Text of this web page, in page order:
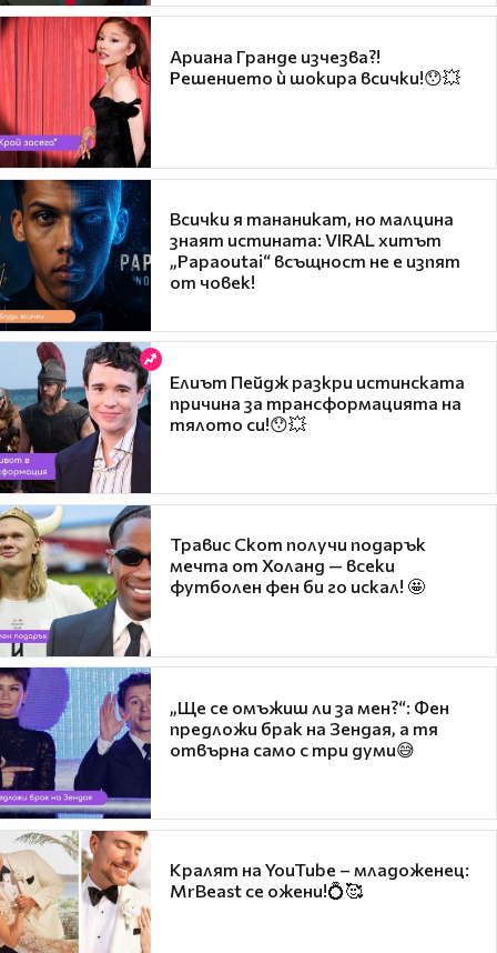
Ариана Гранде изчезва?!
Решението ѝ шокира всички!😯💥
Всички я тананикат, но малцина
знаят истината: VIRAL хитът
„Papaoutai“ всъщност не е изпят
от човек!
Елиът Пейдж разкри истинската
причина за трансформацията на
тялото си!😯💥
Травис Скот получи подарък
мечта от Холанд — всеки
футболен фен би го искал! 🤩
„Ще се омъжиш ли за мен?“: Фен
предложи брак на Зендая, а тя
отвърна само с три думи😅
Кралят на YouTube – младоженец:
MrBeast се ожени!💍🥰